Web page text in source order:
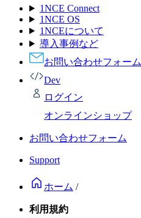
1NCE Connect
1NCE OS
1NCEについて
導入事例など
お問い合わせフォーム
Dev
ログイン
オンラインショップ
お問い合わせフォーム
Support
ホーム /
利用規約